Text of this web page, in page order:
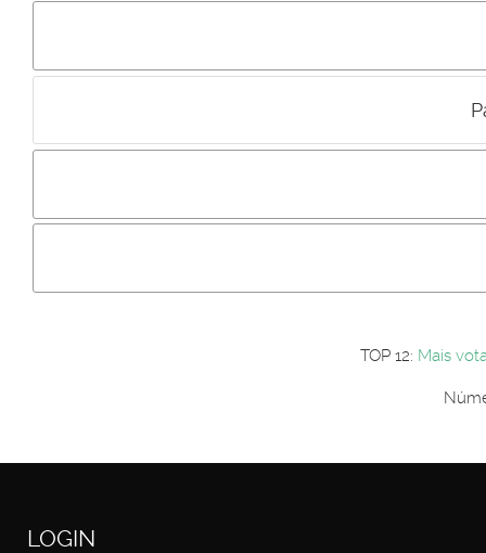
Incluir imagem :
Os
Primeiro autentique-se...
TOP 12: Mais
LOGIN